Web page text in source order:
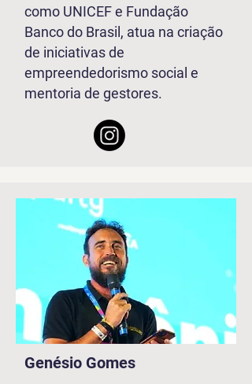
como UNICEF e Fundação
Banco do Brasil, atua na criação
de iniciativas de
empreendedorismo social e
mentoria de gestores.
Genésio Gomes